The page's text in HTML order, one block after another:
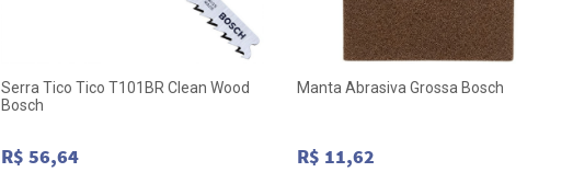
Serra Tico Tico T101BR Clean Wood
Bosch
R$ 56,64
Manta Abrasiva Grossa Bosch
R$ 11,62